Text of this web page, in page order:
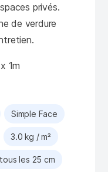
privés.
de verdure
1m
Simple Face
3.0 kg / m²
les 25 cm